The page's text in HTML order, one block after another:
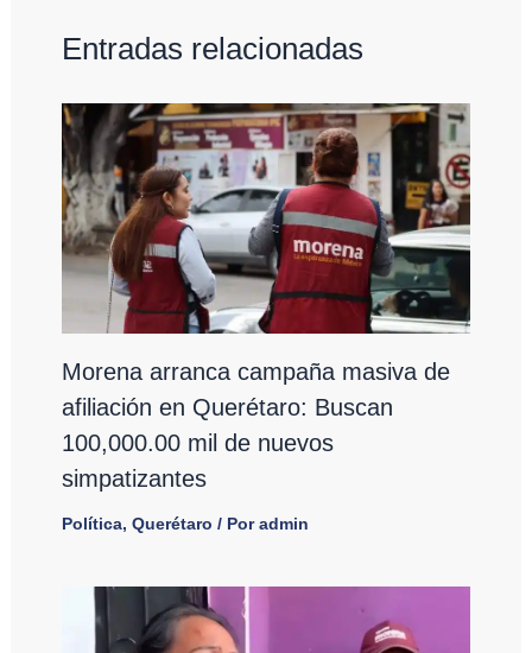
Entradas relacionadas
Morena arranca campaña masiva de
afiliación en Querétaro: Buscan
100,000.00 mil de nuevos
simpatizantes
Política, Querétaro / Poradmin